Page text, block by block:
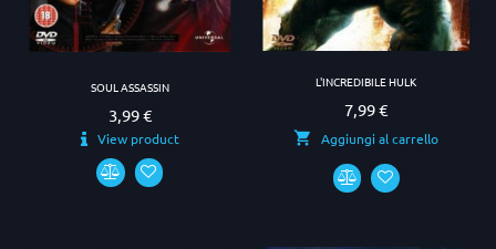
SOUL ASSASSIN
Prezzo
3,99 €
View product
L'INCREDIBILE HULK
Prezzo
7,99 €
Aggiungi al carrello